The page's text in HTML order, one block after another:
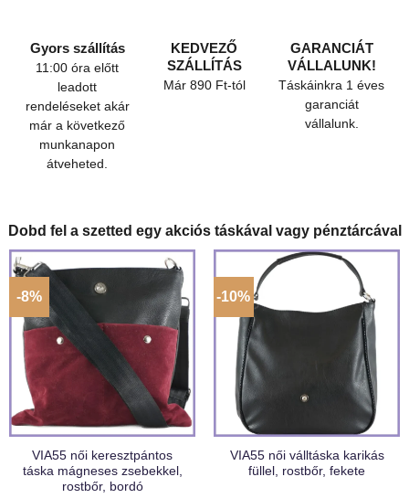
Gyors szállítás
11:00 óra előtt
leadott
rendeléseket akár
már a következő
munkanapon
átveheted.
KEDVEZŐ
SZÁLLÍTÁS
Már 890 Ft-tól
GARANCIÁT
VÁLLALUNK!
Táskáinkra 1 éves
garanciát
vállalunk.
Dobd fel a szetted egy akciós táskával vagy pénztárcával
-8%
VIA55 női keresztpántos
táska mágneses zsebekkel,
rostbőr, bordó
-10%
VIA55 női válltáska karikás
füllel, rostbőr, fekete